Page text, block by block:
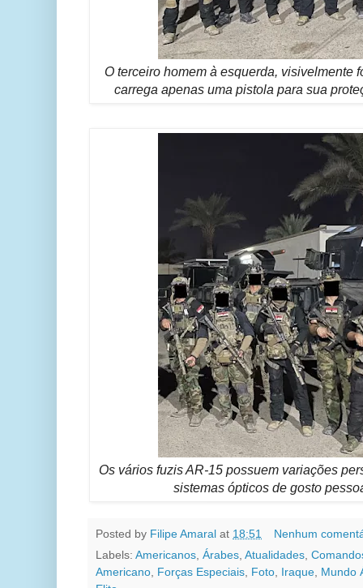
O terceiro homem à esquerda, visivelmente
carrega apenas uma pistola para sua
Os vários fuzis AR-15 possuem variações
sistemas ópticos de gosto
Posted by Filipe Amaral at 18:51
Nenhum
Labels: Americanos, Árabes, Atualidades,
Americano, Forças Especiais, Foto, Iraque, Mundo